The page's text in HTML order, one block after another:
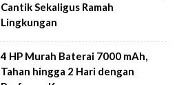
Cantik Sekaligus Ramah
Lingkungan
4 HP Murah Baterai 7000 mAh,
Tahan hingga 2 Hari dengan